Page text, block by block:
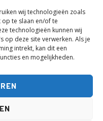
wij technologieën zoals
te slaan en/of te
technologieën kunnen wij
op deze site verwerken. Als je
intrekt, kan dit een
en mogelijkheden.
VAN AFSTANDEN IN
HET NIEUWE
BELLEN
IK RUIM 40 KM